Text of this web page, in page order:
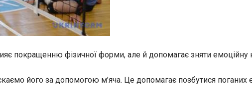
покращенню фізичної форми, але й допомагає зняти емоційну
його за допомогою м’яча. Це допомагає позбутися поганих